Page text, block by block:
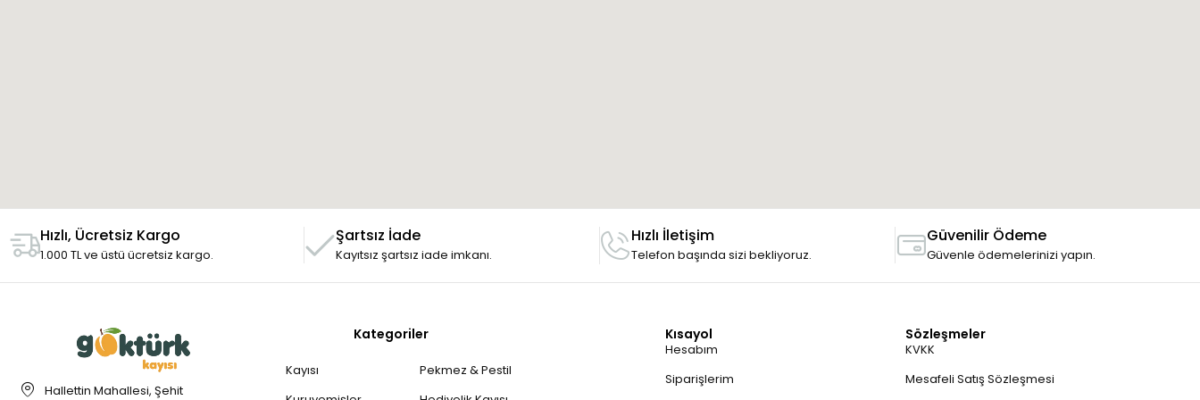
Hızlı, Ücretsiz Kargo
1.000 TL ve üstü ücretsiz kargo.
Şartsız İade
Kayıtsız şartsız iade imkanı.
Hızlı İletişim
Telefon başında sizi bekliyoruz.
Güvenilir Ödeme
Güvenle ödemelerinizi yapın.
Hallettin Mahallesi, Şehit
Kayısı
Pekmez & Pestil
Kategoriler Kısayol
Hesabım
Siparişlerim
Sözleşmeler
KVKK
Mesafeli Satış Sözleşmesi